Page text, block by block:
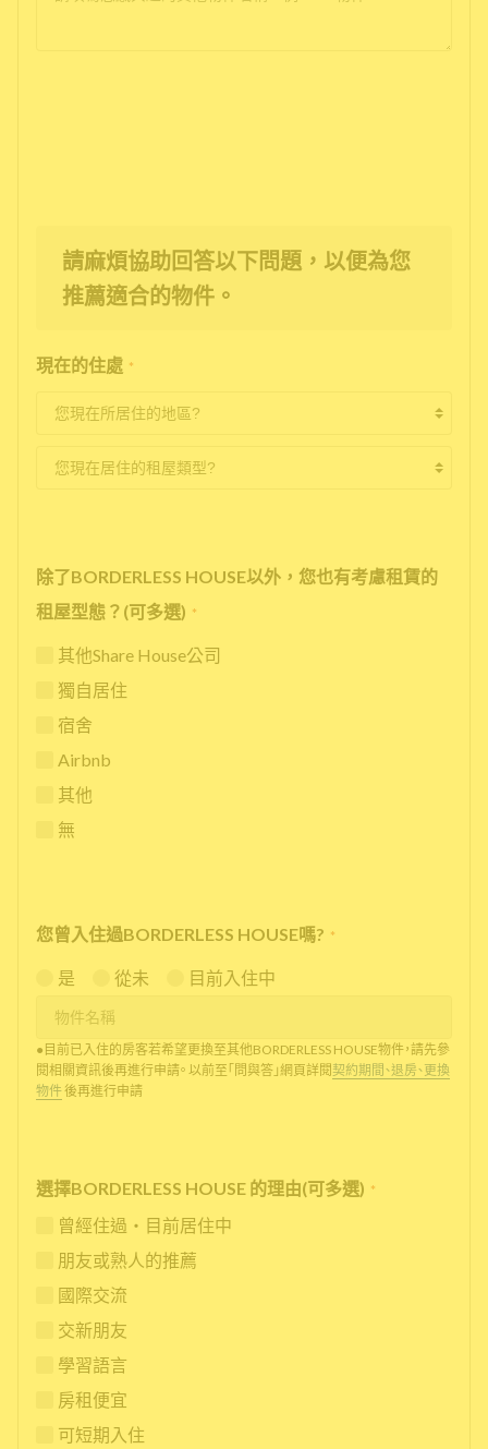
請麻煩協助回答以下問題，以便為您
推薦適合的物件。
現在的住處 *
除了BORDERLESS HOUSE以外，您也有考慮租賃的
租屋型態？(可多選) *
其他Share House公司
獨自居住
宿舍
Airbnb
其他
無
您曾入住過BORDERLESS HOUSE嗎? *
是 從未 目前入住中
●目前已入住的房客若希望更換至其他BORDERLESS HOUSE物件，請先參
閱相關資訊後再進行申請。 以前至「問與答」網頁詳閱 契約期間、退房、更換
物件後再進行申請
選擇BORDERLESS HOUSE 的理由(可多選) *
曾經住過・目前居住中
朋友或熟人的推薦
國際交流
交新朋友
學習語言
房租便宜
可短期入住